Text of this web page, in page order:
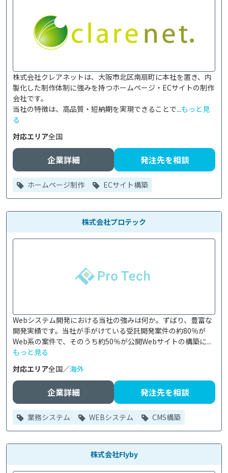
株式会社クレアネットは、大阪市北区南扇町に本社を置き、内
製化した制作体制に強みを持つホームページ・ECサイトの制作
会社です。
当社の特徴は、高品質・短納期を実現できることで...もっと見
る
対応エリア全国
企業詳細 発注先を相談
ホームページ制作 ECサイト構築
株式会社プロテック
Webシステム開発における当社の強みは何か。ずばり、豊富な
開発実績です。当社が手がけている受託開発案件の約80％が
Web系の案件で、そのうち約50％が公開Webサイトの構築に...
もっと見る
対応エリア全国／海外
企業詳細 発注先を相談
業務システム WEBシステム CMS構築
株式会社Flyby